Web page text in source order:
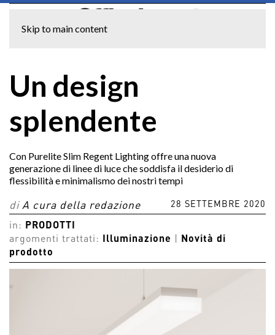
Skip to main content
Un design
splendente
Con Purelite Slim Regent Lighting offre una nuova
generazione di linee di luce che soddisfa il desiderio di
flessibilità e minimalismo dei nostri tempi
di A cura della redazione 28 SETTEMBRE 2020
in:
PRODOTTI
argomenti trattati:
Illuminazione
Novità di
prodotto